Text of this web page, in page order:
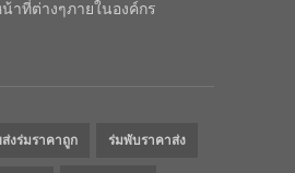
าที่ต่างๆภายในองค์กร
งร่มราคาถูก ร่มพับราคาส่ง